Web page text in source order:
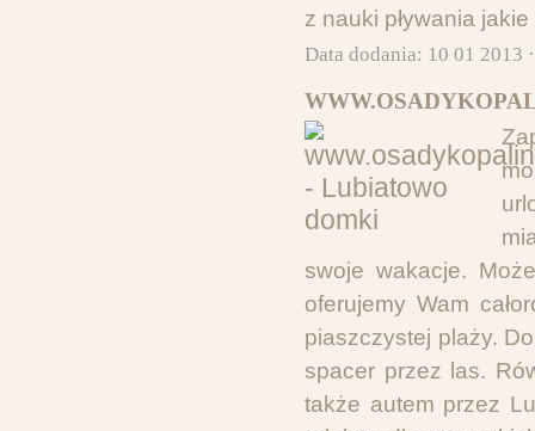
z nauki pływania
Data dodania: 10 01 2013
swoje wakacje.
oferujemy Wam
piaszczystej plaży.
spacer przez las.
także autem przez